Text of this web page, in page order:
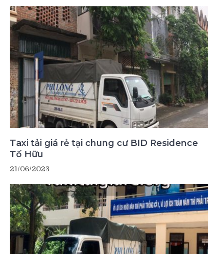
Taxi tải giá rẻ tại chung cư BID Residence
Tố Hữu
21/06/2023